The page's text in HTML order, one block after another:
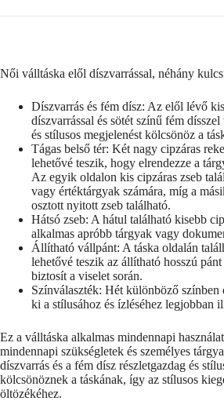
Női válltáska elől díszvarrással, néhány
Díszvarrás és fém dísz: Az elől lévő
díszvarrással és sötét színű fém
és stílusos megjelenést kölcsönöz a
Tágas belső tér: Két nagy cipzáras
lehetővé teszik, hogy elrendezze a
Az egyik oldalon kis cipzáras zseb
vagy értéktárgyak számára, míg a
osztott nyitott zseb található.
Hátsó zseb: A hátul található kisebb
alkalmas apróbb tárgyak vagy
Állítható vállpánt: A táska oldalán
lehetővé teszik az állítható hosszú
biztosít a viselet során.
Színválaszték: Hét különböző színben
ki a stílusához és ízléséhez legjobban
Ez a válltáska alkalmas mindennapi
mindennapi szükségletek és személyes
díszvarrás és a fém dísz részletgazdag és
kölcsönöznek a táskának, így az stílusos
öltözékéhez.